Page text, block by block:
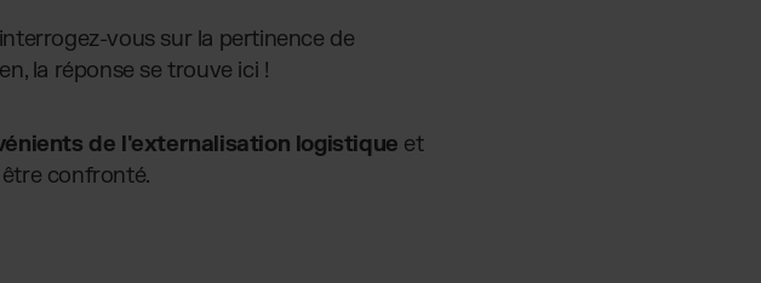
vous sur la pertinence de
la réponse se trouve ici !
de l'externalisation logistique et
confronté.